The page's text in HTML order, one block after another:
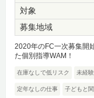
対象
募集地域
2020年のFC一次募集開
た個別指導WAM！
在庫なしで低リスク 未経
定年なしの仕事 子どもと